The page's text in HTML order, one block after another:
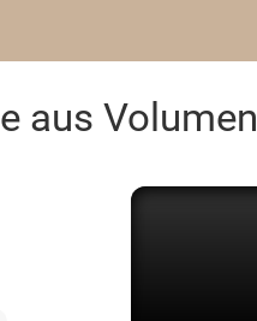
aus Volumen